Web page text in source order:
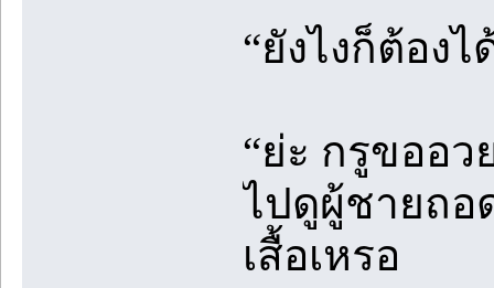
“ยังไงก็ต้อง
“ย่ะ กรูขออ
ไปดูผู้ชายถอ
เสื้อเหรอ